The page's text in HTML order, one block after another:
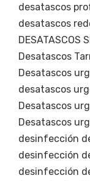
desatascos
desatascos
DESATASCOS
Desatascos
Desatascos
desatascos
Desatascos
Desatascos
desinfección
desinfección
desinfección